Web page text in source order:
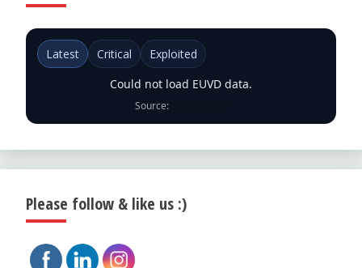
Latest Critical
Exploited
Could not load EUVD data.
Source:
Please follow & like us :)